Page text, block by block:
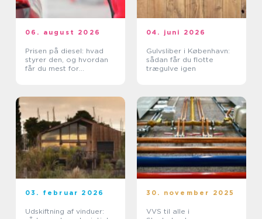
06. august 2026
Prisen på diesel: hvad
styrer den, og hvordan
får du mest for
04. juni 2026
Gulvsliber i København:
sådan får du flotte
trægulve igen
03. februar 2026
Udskiftning af vinduer:
30. november 2025
VVS til alle i